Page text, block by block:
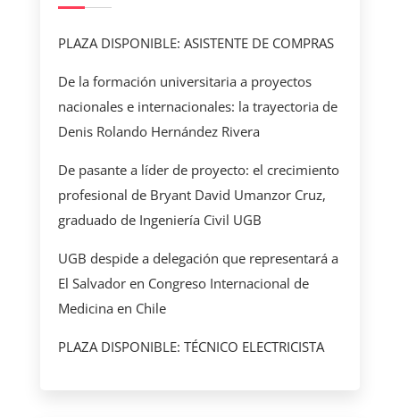
PLAZA DISPONIBLE: ASISTENTE DE COMPRAS
De la formación universitaria a proyectos
nacionales e internacionales: la trayectoria de
Denis Rolando Hernández Rivera
De pasante a líder de proyecto: el crecimiento
profesional de Bryant David Umanzor Cruz,
graduado de Ingeniería Civil UGB
UGB despide a delegación que representará a
El Salvador en Congreso Internacional de
Medicina en Chile
PLAZA DISPONIBLE: TÉCNICO ELECTRICISTA